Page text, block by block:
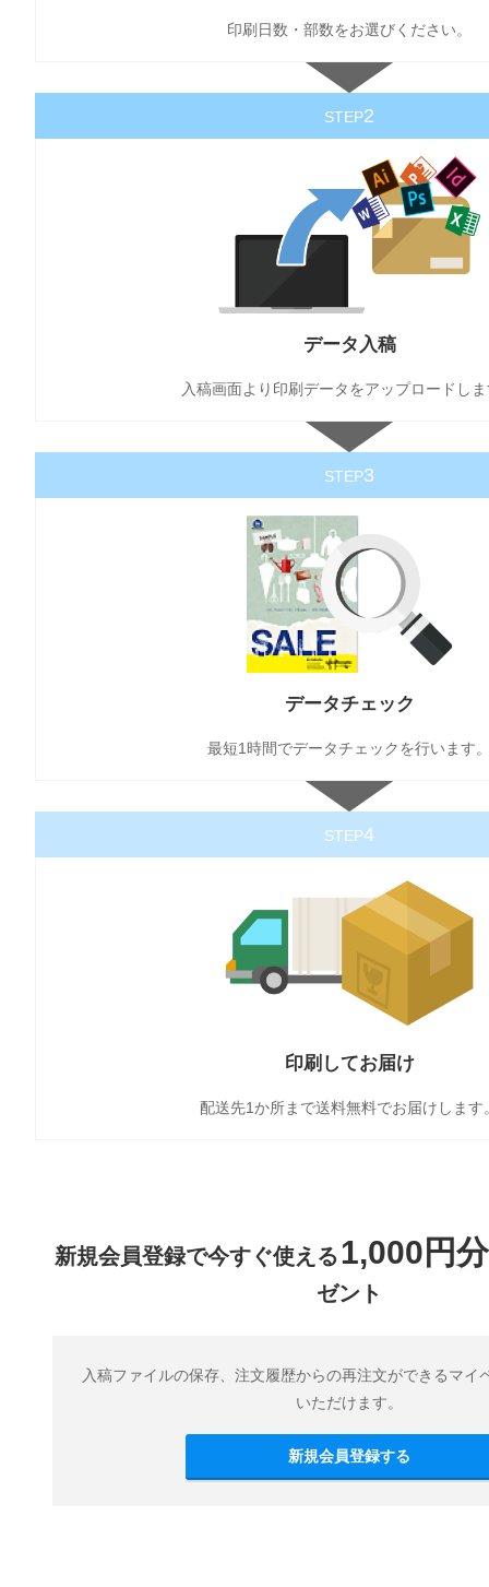
印刷日数・部数をお選びください。
STEP2
データ入稿
入稿画面より印刷データをアップロードし
STEP3
データチェック
最短1時間でデータチェックを行います
STEP4
印刷してお届け
配送先1か所まで送料無料でお届けします
新規会員登録で今すぐ使える 1,000円分
ゼント
入稿ファイルの保存、注⽂履歴からの再注⽂ができるマイ
いただけます。
新規会員登録する